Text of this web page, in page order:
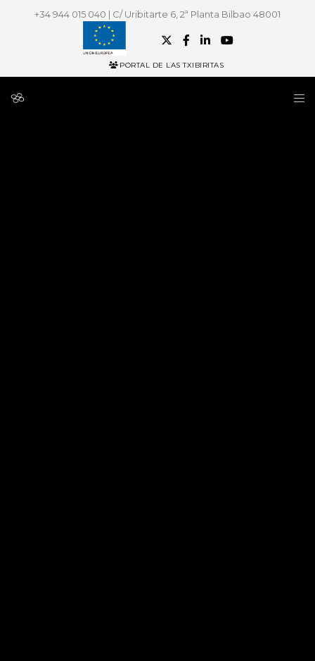
+34 944 015 040 | C/ Uribitarte 6, 2ª Planta Bilbao 48001
PORTAL DE LAS TXIBIRITAS